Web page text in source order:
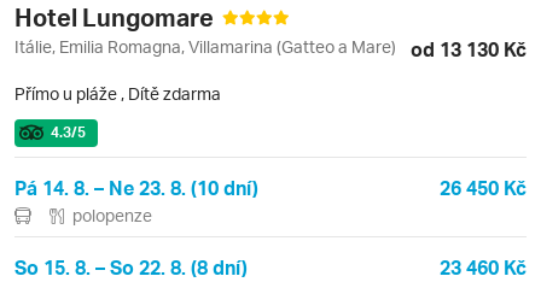
Hotel Lungomare
Itálie, Emilia Romagna, Villamarina (Gatteo a Mare) od 13 130 Kč
Přímo u pláže , Dítě zdarma
4.3/5
Pá 14. 8. – Ne 23. 8. (10 dní) 26 450 Kč
polopenze
So 15. 8. – So 22. 8. (8 dní) 23 460 Kč